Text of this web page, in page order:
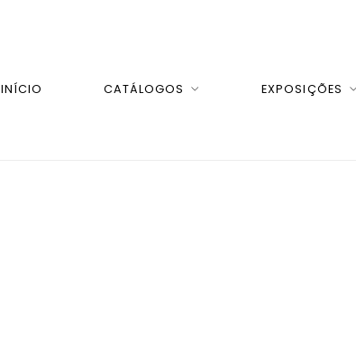
INÍCIO CATÁLOGOS EXPOSIÇÕES